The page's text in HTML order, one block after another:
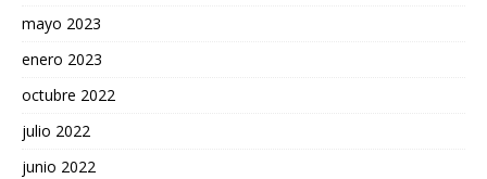
mayo 2023
enero 2023
octubre 2022
julio 2022
junio 2022